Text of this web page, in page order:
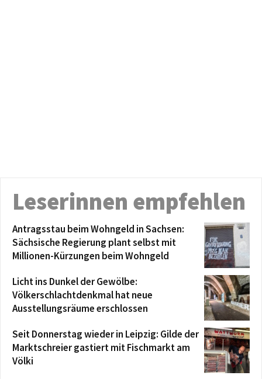
Leserinnen empfehlen
Antragsstau beim Wohngeld in Sachsen:
Sächsische Regierung plant selbst mit
Millionen-Kürzungen beim Wohngeld
Licht ins Dunkel der Gewölbe:
Völkerschlachtdenkmal hat neue
Ausstellungsräume erschlossen
Seit Donnerstag wieder in Leipzig: Gilde der
Marktschreier gastiert mit Fischmarkt am
Völki